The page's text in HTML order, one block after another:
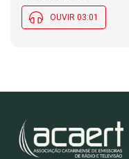
OUVIR 03:01